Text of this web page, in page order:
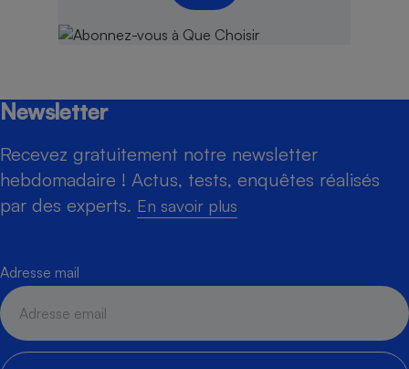
Newsletter
Recevez gratuitement notre newsletter
hebdomadaire ! Actus, tests, enquêtes réalisés
par des experts. En savoir plus
Adresse mail